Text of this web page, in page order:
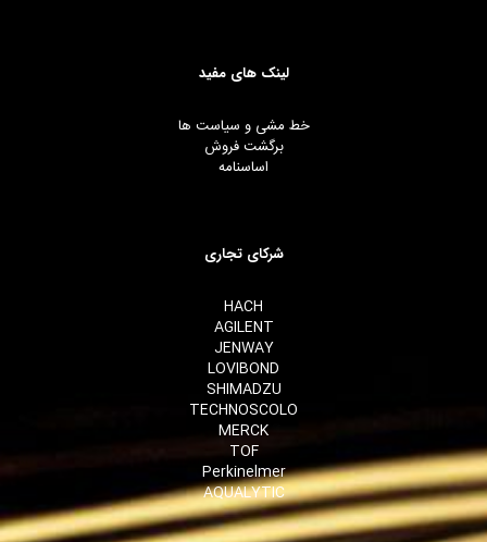
لینک های مفید
خط مشی و سیاست ها
برگشت فروش
اساسنامه
شرکای تجاری
HACH
AGILENT
JENWAY
LOVIBOND
SHIMADZU
TECHNOSCOLO
MERCK
TOF
Perkinelmer
AQUALYTIC